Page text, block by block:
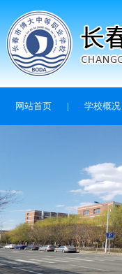
网站首页 | 学校概况